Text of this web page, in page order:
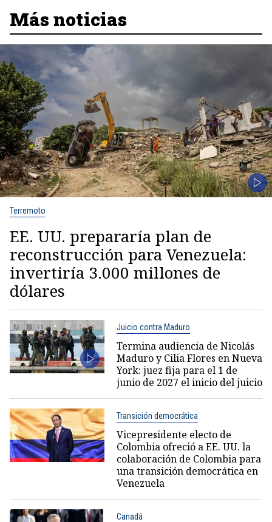
Más noticias
Terremoto
EE. UU. prepararía plan de
reconstrucción para Venezuela:
invertiría 3.000 millones de
dólares
Juicio contra Maduro
Termina audiencia de Nicolás
Maduro y Cilia Flores en Nueva
York: juez fija para el 1 de
junio de 2027 el inicio del juicio
Transición democrática
Vicepresidente electo de
Colombia ofreció a EE. UU. la
colaboración de Colombia para
una transición democrática en
Venezuela
Canadá